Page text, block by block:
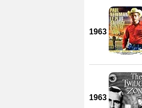
1963
1963